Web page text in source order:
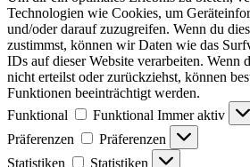
Technologien wie Cookies, um
und/oder darauf zuzugreifen. Wenn du
zustimmst, können wir Daten wie das
IDs auf dieser Website verarbeiten. Wenn
nicht erteilst oder zurückziehst, können
Funktionen beeinträchtigt werden.
Funktional
Funktional Immer aktiv
Präferenzen
Präferenzen
Statistiken
Statistiken